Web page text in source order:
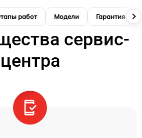
работ Модели Гарантия
сервис-
центра